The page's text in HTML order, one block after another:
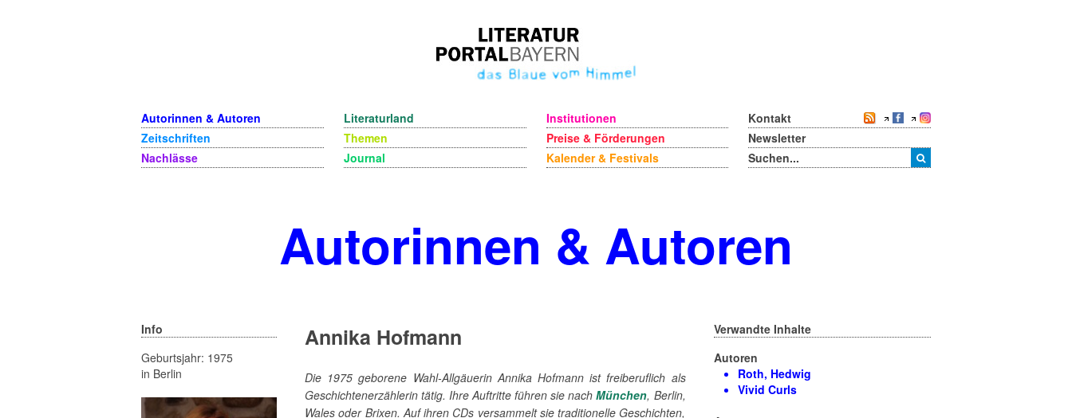
Autorinnen & Autoren
Zeitschriften
Nachlässe
Literaturland
Themen
Journal
Institutionen
Preise & Förderungen
Kalender & Festivals
Kontakt
Newsletter
Autorinnen & Autoren
Info
Geburtsjahr: 1975
in Berlin
Annika Hofmann
Die 1975 geborene Wahl-Allgäuerin Annika Hofmann ist freiberuflich als
Geschichtenerzählerin tätig. Ihre Auftritte führen sie nachMünchen, Berlin,
Wales oder Brixen. Auf ihren CDs versammelt sie traditionelle Geschichten,
Verwandte Inhalte
Autoren
Roth, Hedwig
Vivid Curls